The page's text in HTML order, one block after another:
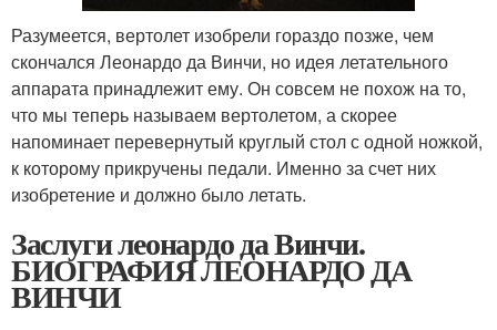
Разумеется, вертолет изобрели гораздо позже, чем
скончался Леонардо да Винчи, но идея летательного
аппарата принадлежит ему. Он совсем не похож на то,
что мы теперь называем вертолетом, а скорее
напоминает перевернутый круглый стол с одной ножкой,
к которому прикручены педали. Именно за счет них
изобретение и должно было летать.
Заслуги леонардо да Винчи.
БИОГРАФИЯ ЛЕОНАРДО ДА
ВИНЧИ